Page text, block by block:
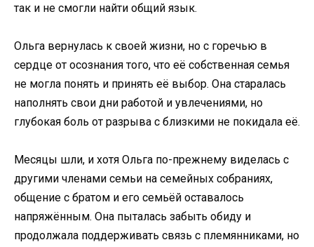
так и не смогли найти общий язык.
Ольга вернулась к своей жизни, но с горечью в
сердце от осознания того, что её собственная семья
не могла понять и принять её выбор. Она старалась
наполнять свои дни работой и увлечениями, но
глубокая боль от разрыва с близкими не покидала её.
Месяцы шли, и хотя Ольга по-прежнему виделась с
другими членами семьи на семейных собраниях,
общение с братом и его семьёй оставалось
напряжённым. Она пыталась забыть обиду и
продолжала поддерживать связь с племянниками, но